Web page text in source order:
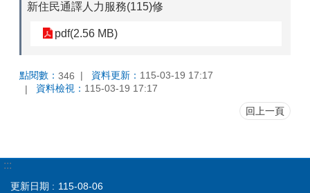
新住民通譯人力服務(115)修
pdf(2.56 MB)
點閱數： 346 資料更新： 115-03-19 17:17
資料檢視： 115-03-19 17:17
回上一頁
:::
更新日期 115-08-06